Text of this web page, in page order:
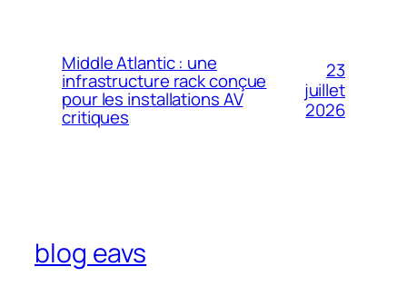
Middle Atlantic : une
infrastructure rack conçue
pour les installations AV
critiques
23
juillet
2026
blog eavs